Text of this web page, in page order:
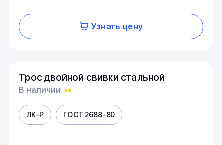
Узнать цену
Трос двойной свивки стальной
В наличии
ЛК-Р ГОСТ 2688-80